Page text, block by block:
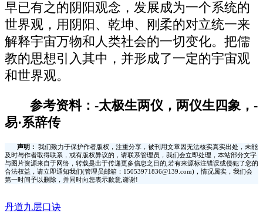
早已有之的阴阳观念，发展成为一个系统的
世界观，用阴阳、乾坤、刚柔的对立统一来
解释宇宙万物和人类社会的一切变化。把儒
教的思想引入其中，并形成了一定的宇宙观
和世界观。
参考资料：-太极生两仪，两仪生四象，-
易·系辞传
声明：
我们致力于保护作者版权，注重分享，被刊用文章因无法核实真实出处，未能
及时与作者取得联系，或有版权异议的，请联系管理员，我们会立即处理，本站部分文字
与图片资源来自于网络，转载是出于传递更多信息之目的,若有来源标注错误或侵犯了您的
合法权益，请立即通知我们(管理员邮箱：15053971836@139.com)，情况属实，我们会
第一时间予以删除，并同时向您表示歉意,谢谢!
丹道九层口诀